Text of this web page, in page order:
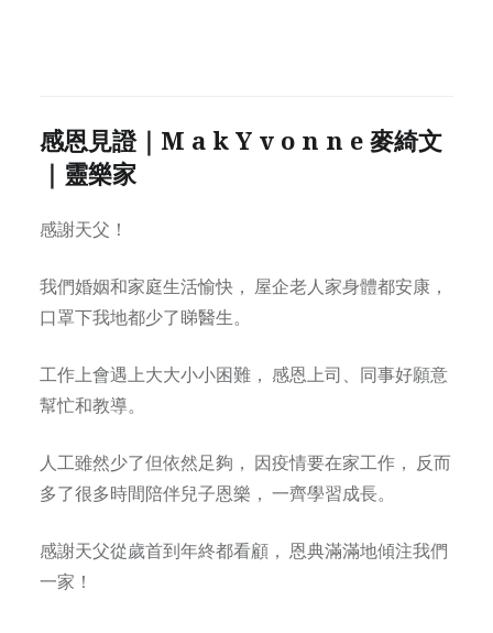
感恩見證｜M a k Y v o n n e 麥綺文
｜靈樂家
感謝天父！
我們婚姻和家庭生活愉快， 屋企老人家身體都安康，
口罩下我地都少了睇醫生。
工作上會遇上大大小小困難， 感恩上司、同事好願意
幫忙和教導。
人工雖然少了但依然足夠， 因疫情要在家工作， 反而
多了很多時間陪伴兒子恩樂， 一齊學習成長。
感謝天父從歲首到年終都看顧， 恩典滿滿地傾注我們
一家！